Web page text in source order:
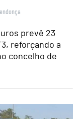
prevê 23
reforçando a
concelho de